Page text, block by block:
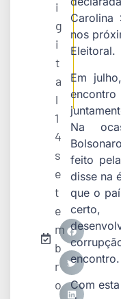
i
g
i
t
a
l
1
4
s
e
t
e
m
b
r
o
Carolina
nos
Eleitoral.
Em
Na
feito
disse na
que o
encontro.
Com